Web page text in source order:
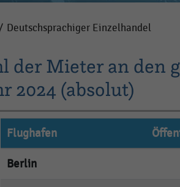
Deutschsprachiger Einzelhandel
der Mieter an den
2024 (absolut)
Flughafen
Berlin